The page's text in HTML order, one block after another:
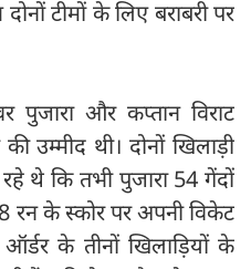
टीमों के लिए बराबरी पर
पुजारा और कप्तान विराट
उम्मीद थी। दोनों खिलाड़ी
थे कि तभी पुजारा 54 गेंदों
रन के स्कोर पर अपनी विकेट
के तीनों खिलाड़ियों के